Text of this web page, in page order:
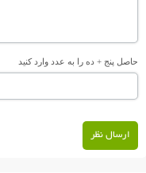
حاصل پنج + ده را به عدد وارد کنید
ارسال نظر